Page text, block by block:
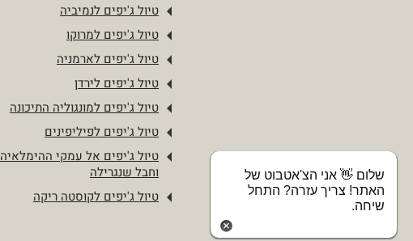
טיול ג'יפים לנמיביה
טיול ג'יפים למרוקו
טיול ג'יפים לארמניה
טיול ג'יפים לירדן
טיול ג'יפים למונגוליה התיכונה
טיול ג'יפים לפיליפינים
טיול ג'יפים אל עמקי ההימלאיה
וחבל שנגרילה
טיול ג'יפים לקוסטה ריקה
שלום 👋 אני הצ'אטבוט של
האתר! צריך עזרה? התחל
שיחה.